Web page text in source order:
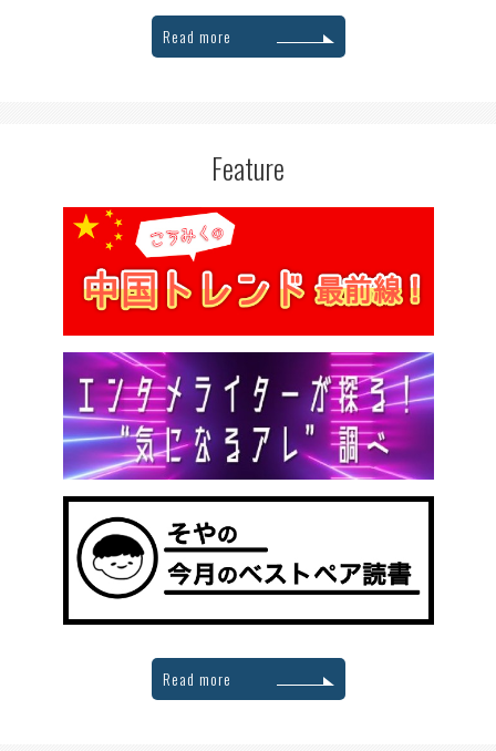
Read more
Feature
Read more